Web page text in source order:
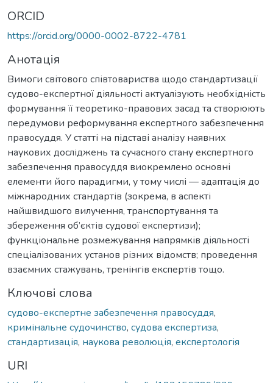
ORCID
https://orcid.org/0000-0002-8722-4781
Анотація
Вимоги світового співтовариства щодо стандартизації
судово-експертної діяльності актуалізують необхідність
формування її теоретико-правових засад та створюють
передумови реформування експертного забезпечення
правосуддя. У статті на підставі аналізу наявних
наукових досліджень та сучасного стану експертного
забезпечення правосуддя виокремлено основні
елементи його парадигми, у тому числі — адаптація до
міжнародних стандартів (зокрема, в аспекті
найшвидшого вилучення, транспортування та
збереження об’єктів судової експертизи);
функціональне розмежування напрямків діяльності
спеціалізованих установ різних відомств; проведення
взаємних стажувань, тренінгів експертів тощо.
Ключові слова
судово-експертне забезпечення правосуддя,
кримінальне судочинство, судова експертиза,
стандартизація, наукова революція, експертологія
URI